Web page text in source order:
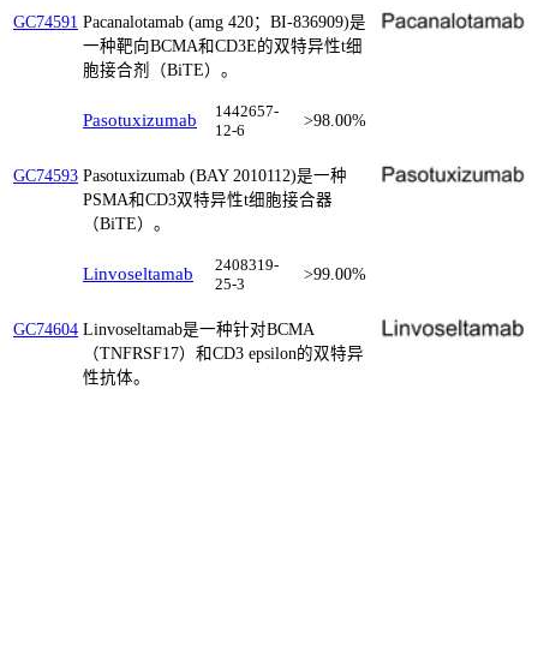
GC74591 Pacanalotamab (amg 420；BI-836909)是
一种靶向BCMA和CD3E的双特异性t细
胞接合剂（BiTE）。
GC74593
Pasotuxizumab
1442657-
12-6
>98.00%
Pasotuxizumab (BAY 2010112)是一种
PSMA和CD3双特异性t细胞接合器
（BiTE）。
GC74604
Linvoseltamab
2408319-
25-3
>99.00%
Linvoseltamab是一种针对BCMA
（TNFRSF17）和CD3 epsilon的双特异
性抗体。